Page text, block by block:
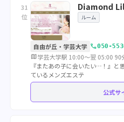
31
位
Diamond
ルーム
自由が丘・学芸大学 call050-
map学芸大学駅 10:00～翌 05:00 90
『またあの子に会いたい…！』と
ているメンズエステ
公式サ